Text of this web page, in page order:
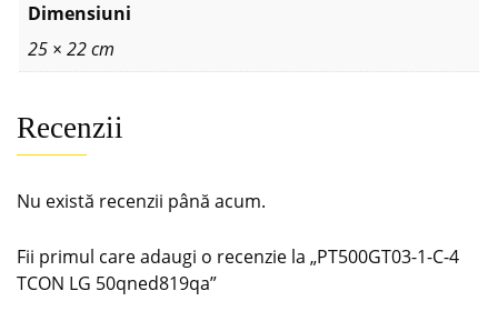
Dimensiuni
25 × 22 cm
Recenzii
Nu există recenzii până acum.
Fii primul care adaugi o recenzie la „PT500GT03-1-C-4
TCON LG 50qned819qa”